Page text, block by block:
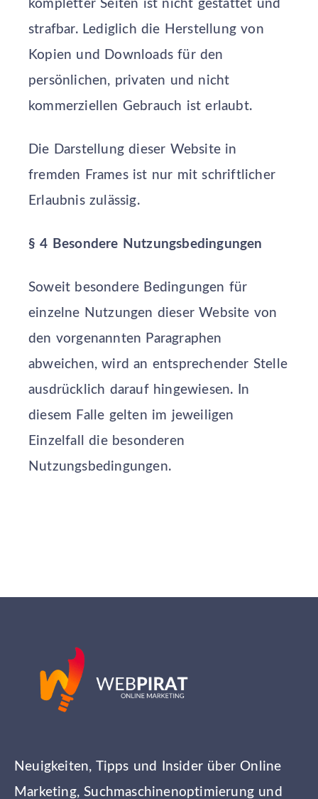
kompletter Seiten ist nicht gestattet und
strafbar. Lediglich die Herstellung von
Kopien und Downloads für den
persönlichen, privaten und nicht
kommerziellen Gebrauch ist erlaubt.
Die Darstellung dieser Website in
fremden Frames ist nur mit schriftlicher
Erlaubnis zulässig.
§ 4 Besondere Nutzungsbedingungen
Soweit besondere Bedingungen für
einzelne Nutzungen dieser Website von
den vorgenannten Paragraphen
abweichen, wird an entsprechender Stelle
ausdrücklich darauf hingewiesen. In
diesem Falle gelten im jeweiligen
Einzelfall die besonderen
Nutzungsbedingungen.
Neuigkeiten, Tipps und Insider über Online
Marketing, Suchmaschinenoptimierung und